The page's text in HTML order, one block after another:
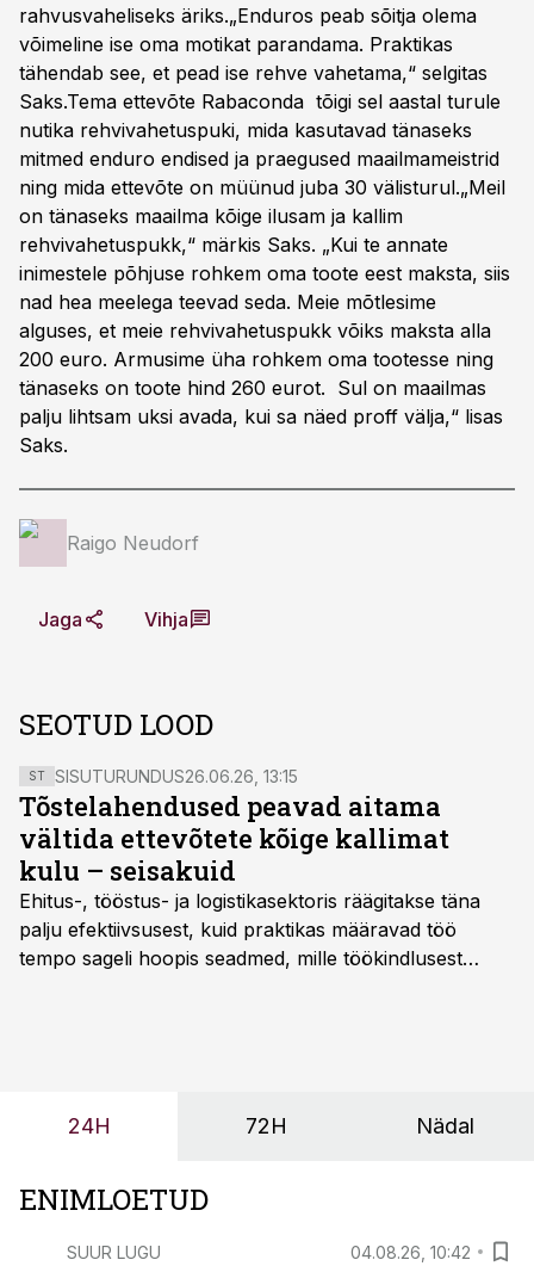
rahvusvaheliseks äriks.„Enduros peab sõitja olema
võimeline ise oma motikat parandama. Praktikas
tähendab see, et pead ise rehve vahetama,“ selgitas
Saks.Tema ettevõte Rabaconda tõigi sel aastal turule
nutika rehvivahetuspuki, mida kasutavad tänaseks
mitmed enduro endised ja praegused maailmameistrid
ning mida ettevõte on müünud juba 30 välisturul.„Meil
on tänaseks maailma kõige ilusam ja kallim
rehvivahetuspukk,“ märkis Saks. „Kui te annate
inimestele põhjuse rohkem oma toote eest maksta, siis
nad hea meelega teevad seda. Meie mõtlesime
alguses, et meie rehvivahetuspukk võiks maksta alla
200 euro. Armusime üha rohkem oma tootesse ning
tänaseks on toote hind 260 eurot. Sul on maailmas
palju lihtsam uksi avada, kui sa näed proff välja,“ lisas
Saks.
Raigo Neudorf
Jaga Vihja
SEOTUD LOOD
ST SISUTURUNDUS26.06.26, 13:15
Tõstelahendused peavad aitama
vältida ettevõtete kõige kallimat
kulu – seisakuid
Ehitus-, tööstus- ja logistikasektoris räägitakse täna
palju efektiivsusest, kuid praktikas määravad töö
tempo sageli hoopis seadmed, mille töökindlusest
24H 72H Nädal
ENIMLOETUD
SUUR LUGU 04.08.26, 10:42